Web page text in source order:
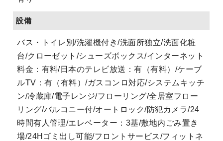
設備
バス・トイレ別/洗濯機付き/洗面所独立/洗面化粧
台/クローゼット/シューズボックス/インターネット
料金：有料/日本のテレビ放送：有（有料）/ケーブ
ルTV：有（有料）/ガスコンロ対応/システムキッチ
ン/冷蔵庫/電子レンジ/フローリング/全居室フロー
リング/バルコニー付/オートロック/防犯カメラ/24
時間有人管理/エレベーター：3基/敷地内ごみ置き
場/24Hゴミ出し可能/フロントサービス/フィットネ